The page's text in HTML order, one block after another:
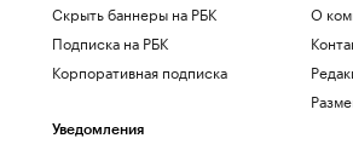
Скрыть баннеры на РБК
Подписка на РБК
Корпоративная подписка
Уведомления
О